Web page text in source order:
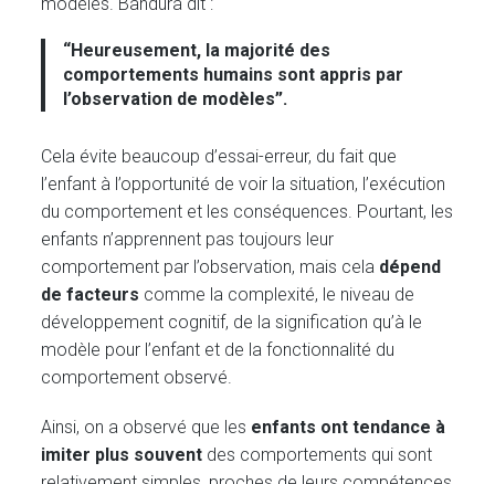
“Heureusement, la majorité des
comportements humains sont appris par
l’observation de modèles”.
Cela évite beaucoup d’essai-erreur, du fait que
l’enfant à l’opportunité de voir la situation, l’exécution
du comportement et les conséquences. Pourtant, les
enfants n’apprennent pas toujours leur
comportement par l’observation, mais cela dépend
de facteurs comme la complexité, le niveau de
développement cognitif, de la signification qu’à le
modèle pour l’enfant et de la fonctionnalité du
comportement observé.
Ainsi, on a observé que les enfants ont tendance à
imiter plus souvent des comportements qui sont